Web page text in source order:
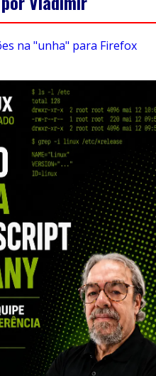
na "unha" para Firefox